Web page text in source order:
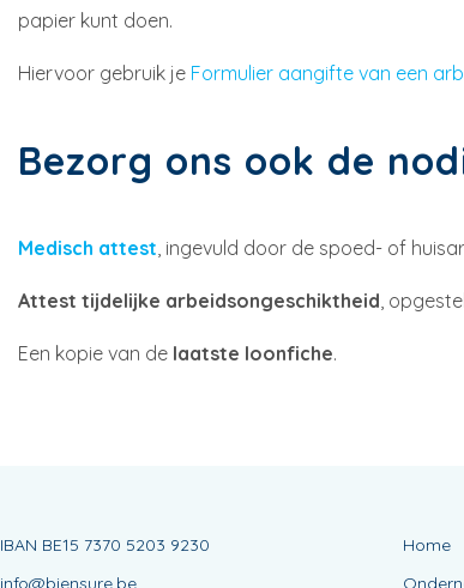
papier kunt doen.
Hiervoor gebruik je Formulier aangifte van een
Bezorg ons ook de
Medisch attest, ingevuld door de spoed- of
Attest tijdelijke arbeidsongeschiktheid,
Een kopie van de laatste loonfiche.
IBAN BE15 7370 5203 9230
info@biensure.be
Home